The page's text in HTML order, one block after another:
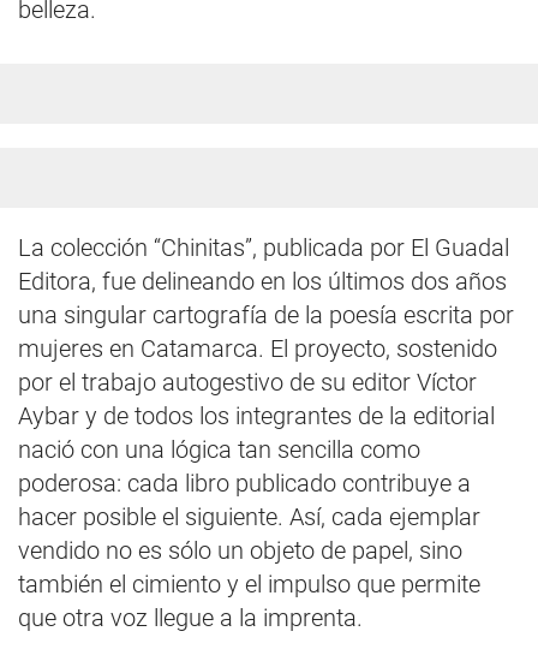
belleza.
La colección “Chinitas”, publicada por El Guadal
Editora, fue delineando en los últimos dos años
una singular cartografía de la poesía escrita por
mujeres en Catamarca. El proyecto, sostenido
por el trabajo autogestivo de su editor Víctor
Aybar y de todos los integrantes de la editorial
nació con una lógica tan sencilla como
poderosa: cada libro publicado contribuye a
hacer posible el siguiente. Así, cada ejemplar
vendido no es sólo un objeto de papel, sino
también el cimiento y el impulso que permite
que otra voz llegue a la imprenta.